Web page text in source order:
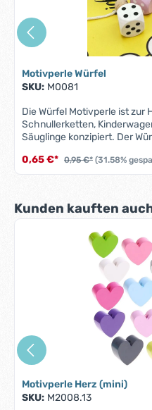
Motivperle Würfel
SKU: M0081
Die Würfel Motivperle ist zur
Schnullerketten,
Säuglinge konzipiert. Der
Migration bestimmter
schweiß-, speichelfest und
AbbildungGröße: 16 mm x
AuffädelnBohrung: diagonal,
KLEINTEILE NICHT FÜR
0,65 €* 0,95 €* (31.58%
Produktgalerie überspringen
Kunden kauften
Motivperle Herz (mini)
SKU: M2008.13